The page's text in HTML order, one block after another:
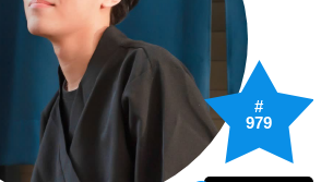
#
979